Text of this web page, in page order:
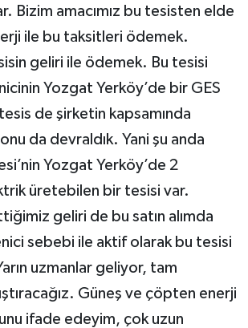
Bizim amacımız bu tesisten elde
ile bu taksitleri ödemek.
geliri ile ödemek. Bu tesisi
Yozgat Yerköy’de bir GES
de şirketin kapsamında
da devraldık. Yani şu anda
Yozgat Yerköy’de 2
üretebilen bir tesisi var.
geliri de bu satın alımda
sebebi ile aktif olarak bu tesisi
uzmanlar geliyor, tam
Güneş ve çöpten enerji
ifade edeyim, çok uzun